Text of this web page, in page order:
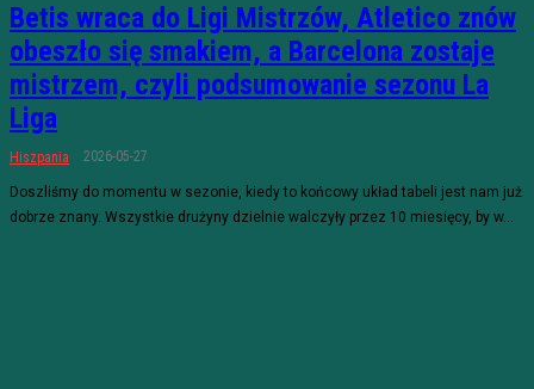
Betis wraca do Ligi Mistrzów, Atletico znów
obeszło się smakiem, a Barcelona zostaje
mistrzem, czyli podsumowanie sezonu La
Liga
Hiszpania 2026-05-27
Doszliśmy do momentu w sezonie, kiedy to końcowy układ tabeli jest nam już
dobrze znany. Wszystkie drużyny dzielnie walczyły przez 10 miesięcy, by w...